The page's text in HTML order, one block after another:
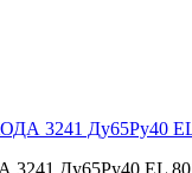
3241 Ду65Ру40 EL